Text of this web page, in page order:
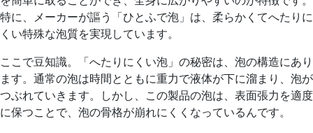
特に、メーカーが謳う「ひとふで泡」は、柔らかくてへたりに
くい特殊な泡質を実現しています。
ここで豆知識。「へたりにくい泡」の秘密は、泡の構造にあり
ます。通常の泡は時間とともに重力で液体が下に溜まり、泡が
つぶれていきます。しかし、この製品の泡は、表面張力を適度
に保つことで、泡の骨格が崩れにくくなっているんです。